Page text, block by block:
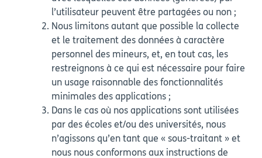
l’utilisateur peuvent être partagées ou non ;
Nous limitons autant que possible la collecte
et le traitement des données à caractère
personnel des mineurs, et, en tout cas, les
restreignons à ce qui est nécessaire pour faire
un usage raisonnable des fonctionnalités
minimales des applications ;
Dans le cas où nos applications sont utilisées
par des écoles et/ou des universités, nous
n’agissons qu’en tant que « sous-traitant » et
nous nous conformons aux instructions de